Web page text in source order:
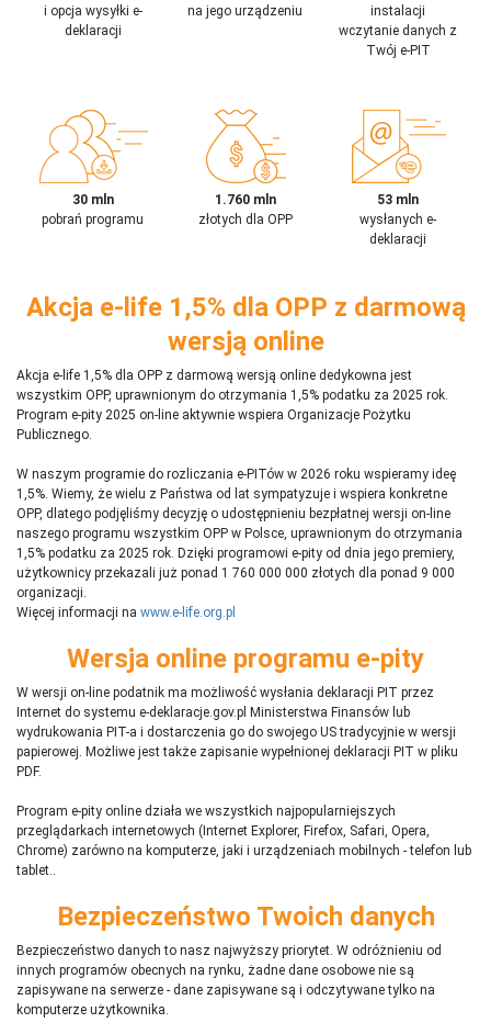
i opcja wysyłki e-
deklaracji
na jego urządzeniu
instalacji
wczytanie danych z
Twój e-PIT
30 mln
pobrań programu
1.760 mln
złotych dla OPP
53 mln
wysłanych e-
deklaracji
Akcja e-life 1,5% dla OPP z darmową
wersją online
Akcja e-life 1,5% dla OPP z darmową wersją online dedykowna jest
wszystkim OPP, uprawnionym do otrzymania 1,5% podatku za 2025 rok.
Program e-pity 2025 on-line aktywnie wspiera Organizacje Pożytku
Publicznego.
W naszym programie do rozliczania e-PITów w 2026 roku wspieramy ideę
1,5%. Wiemy, że wielu z Państwa od lat sympatyzuje i wspiera konkretne
OPP, dlatego podjęliśmy decyzję o udostępnieniu bezpłatnej wersji on-line
naszego programu wszystkim OPP w Polsce, uprawnionym do otrzymania
1,5% podatku za 2025 rok. Dzięki programowi e-pity od dnia jego premiery,
użytkownicy przekazali już ponad 1 760 000 000 złotych dla ponad 9 000
organizacji.
Więcej informacji na www.e-life.org.pl
Wersja online programu e-pity
W wersji on-line podatnik ma możliwość wysłania deklaracji PIT przez
Internet do systemu e-deklaracje.gov.pl Ministerstwa Finansów lub
wydrukowania PIT-a i dostarczenia go do swojego US tradycyjnie w wersji
papierowej. Możliwe jest także zapisanie wypełnionej deklaracji PIT w pliku
PDF.
Program e-pity online działa we wszystkich najpopularniejszych
przeglądarkach internetowych (Internet Explorer, Firefox, Safari, Opera,
Chrome) zarówno na komputerze, jaki i urządzeniach mobilnych - telefon lub
tablet..
Bezpieczeństwo Twoich danych
Bezpieczeństwo danych to nasz najwyższy priorytet. W odróżnieniu od
innych programów obecnych na rynku, żadne dane osobowe nie są
zapisywane na serwerze - dane zapisywane są i odczytywane tylko na
komputerze użytkownika.